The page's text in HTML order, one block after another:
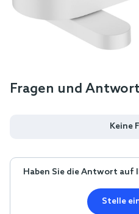
Fragen und
Keine
Haben Sie die Antwort auf
Stelle